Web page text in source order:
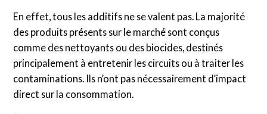
En effet, tous les additifs ne se valent pas. La majorité
des produits présents sur le marché sont conçus
comme des nettoyants ou des biocides, destinés
principalement à entretenir les circuits ou à traiter les
contaminations. Ils n’ont pas nécessairement d’impact
direct sur la consommation.